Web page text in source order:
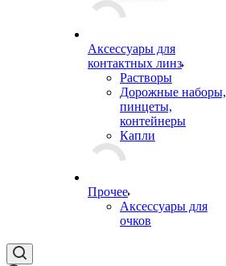
Аксессуары для
контактных линз
Растворы
Дорожные наборы,
пинцеты,
контейнеры
Капли
Прочее
Аксессуары для
очков